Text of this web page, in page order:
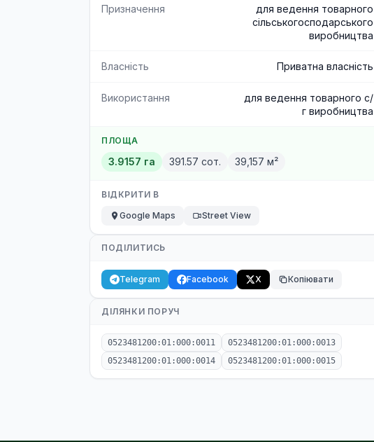
Призначення
для ведення товарного
сільськогосподарського
виробництва
Власність Приватна власність
Використання
для ведення товарного с/
г виробництва
ПЛОЩА
3.9157 га 391.57 сот. 39,157 м²
ВІДКРИТИ В
Google Maps
Street View
ПОДІЛИТИСЬ
Telegram Facebook X Копіювати
ДІЛЯНКИ ПОРУЧ
0523481200:01:000:0011
0523481200:01:000:0013
0523481200:01:000:0014
0523481200:01:000:0015